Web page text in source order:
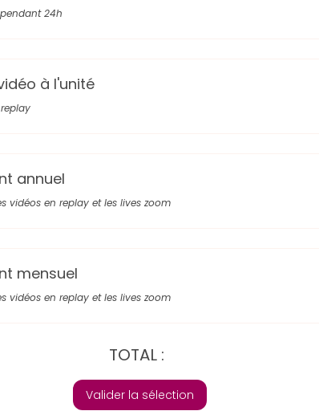
24h
à l'unité
annuel
vidéos en replay et les lives zoom
mensuel
vidéos en replay et les lives zoom
TOTAL :
Valider la sélection